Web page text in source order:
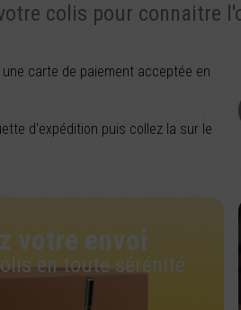
colis pour connaitre
carte de paiement acceptée en
d'expédition puis collez la sur le
votre envoi
en toute sérénité